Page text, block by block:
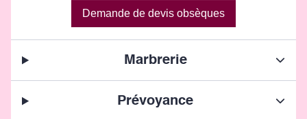
Demande de devis obsèques
Marbrerie
Prévoyance